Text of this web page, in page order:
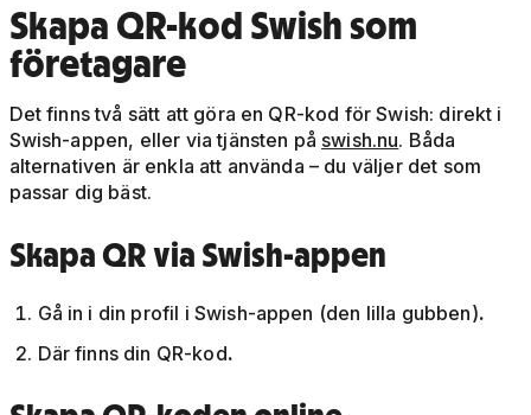
Skapa QR-kod Swish som
företagare
Det finns två sätt att göra en QR-kod för Swish: direkt i
Swish-appen, eller via tjänsten på swish.nu. Båda
alternativen är enkla att använda – du väljer det som
passar dig bäst.
Skapa QR via Swish-appen
Gå in i din profil i Swish-appen (den lilla gubben).
Där finns din QR-kod.